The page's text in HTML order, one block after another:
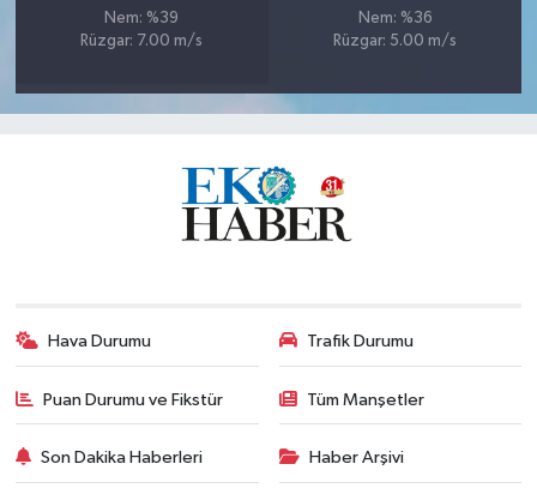
Nem: %39
Rüzgar: 7.00 m/s
Nem: %36
Rüzgar: 5.00 m/s
Hava Durumu Trafik Durumu
Puan Durumu ve Fikstür Tüm Manşetler
Son Dakika Haberleri Haber Arşivi